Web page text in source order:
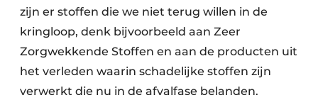
zijn er stoffen die we niet terug willen in de
kringloop, denk bijvoorbeeld aan Zeer
Zorgwekkende Stoffen en aan de producten uit
het verleden waarin schadelijke stoffen zijn
verwerkt die nu in de afvalfase belanden.